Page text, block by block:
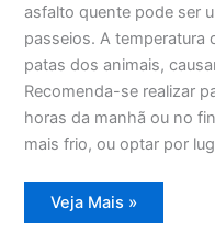
asfalto quente pode ser
passeios. A temperatura
patas dos animais,
Recomenda-se realizar
horas da manhã ou no
mais frio, ou optar por
Codevida
de
Veja Mais »